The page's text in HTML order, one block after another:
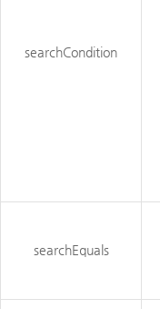
searchCondition
searchEquals